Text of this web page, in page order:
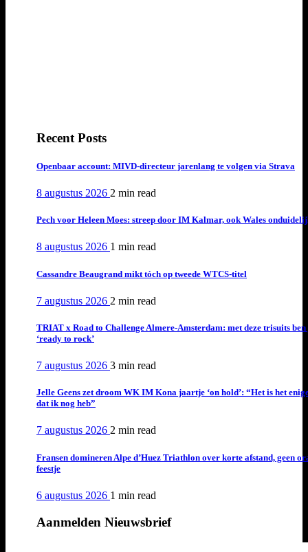
Recent Posts
Openbaar account: MIVD-directeur jarenlang te volgen via Strava
8 augustus 2026 2 min read
Pech voor Heleen Moes: streep door IM Kalmar, ook Wales
8 augustus 2026 1 min read
Cassandre Beaugrand mikt tóch op tweede WTCS-titel
7 augustus 2026 2 min read
TRIAT x Road to Challenge Almere-Amsterdam: met deze trisuits ben
‘ready to rock’
7 augustus 2026 3 min read
Jelle Geens zet droom WK IM Kona jaartje ‘on hold’: “Het is het
dat ik nog heb”
7 augustus 2026 2 min read
Fransen domineren Alpe d’Huez Triathlon over korte afstand, geen
feestje
6 augustus 2026 1 min read
Aanmelden Nieuwsbrief